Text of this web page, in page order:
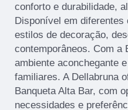
conforto e durabilidade,
Disponível em
estilos de decoração,
contemporâneos. Com a
ambiente aconchegante
familiares. A Dellabruna
Banqueta Alta Bar, com
necessidades e